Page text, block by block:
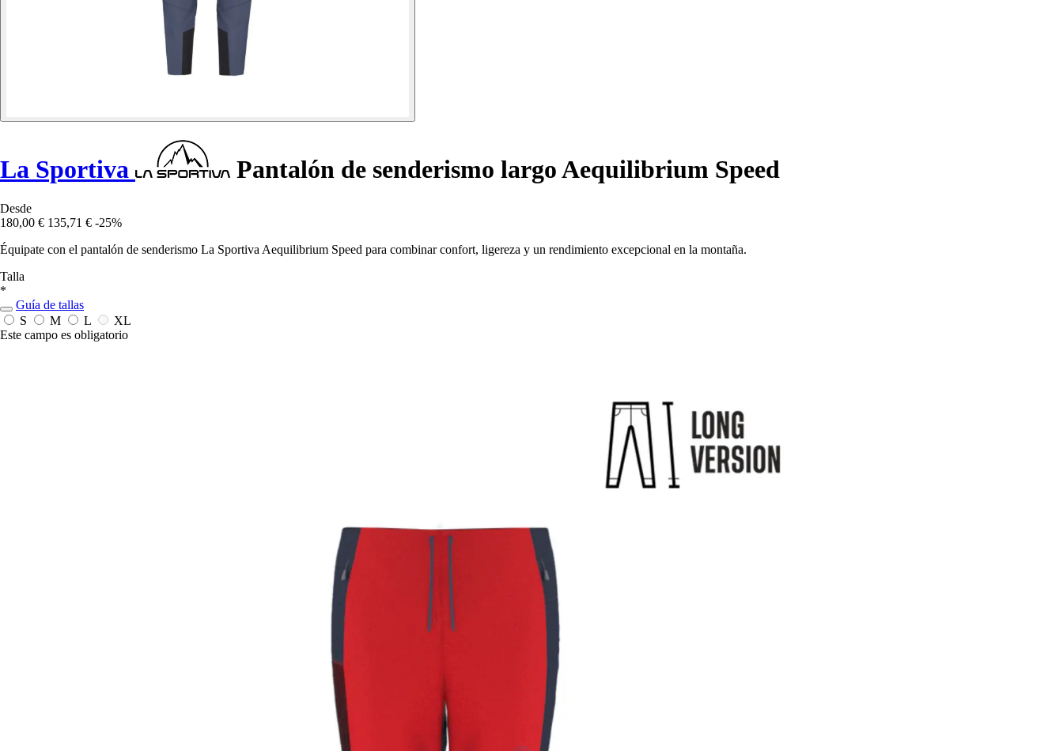
La Sportiva Pantalón de senderismo largo Aequilibrium Speed
Desde
180,00 € 135,71 € -25%
Équipate con el pantalón de senderismo La Sportiva Aequilibrium Speed para combinar confort, ligereza y un rendimiento excepcional en la montaña.
Talla
*
Guía de tallas
S
M L
XL
Este campo es obligatorio